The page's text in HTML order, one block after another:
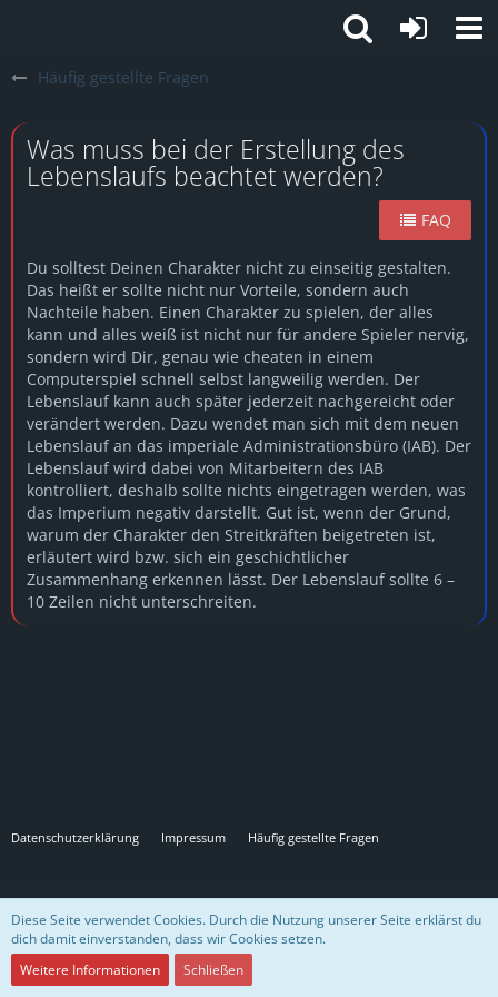
Häufig gestellte Fragen
Was muss bei der Erstellung des
Lebenslaufs beachtet werden?
FAQ
Du solltest Deinen Charakter nicht zu einseitig gestalten.
Das heißt er sollte nicht nur Vorteile, sondern auch
Nachteile haben. Einen Charakter zu spielen, der alles
kann und alles weiß ist nicht nur für andere Spieler nervig,
sondern wird Dir, genau wie cheaten in einem
Computerspiel schnell selbst langweilig werden. Der
Lebenslauf kann auch später jederzeit nachgereicht oder
verändert werden. Dazu wendet man sich mit dem neuen
Lebenslauf an das imperiale Administrationsbüro (IAB). Der
Lebenslauf wird dabei von Mitarbeitern des IAB
kontrolliert, deshalb sollte nichts eingetragen werden, was
das Imperium negativ darstellt. Gut ist, wenn der Grund,
warum der Charakter den Streitkräften beigetreten ist,
erläutert wird bzw. sich ein geschichtlicher
Zusammenhang erkennen lässt. Der Lebenslauf sollte 6 –
10 Zeilen nicht unterschreiten.
Datenschutzerklärung Impressum Häufig gestellte Fragen
Design "Role Royale" by GangstaSunny
EinKOMTEK-Projekt für das
Diese Seite verwendet Cookies. Durch die Nutzung unserer Seite erklärst du
dich damit einverstanden, dass wir Cookies setzen.
Weitere Informationen
Schließen